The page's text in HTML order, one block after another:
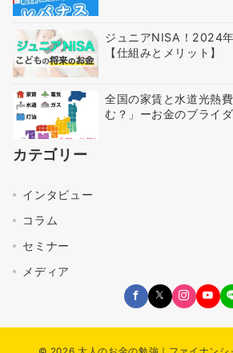
ジュニアNISA！2024
【仕組みとメリット】
全国の家賃と水道光熱
む？」ーお金のブライ
カテゴリー
インタビュー
コラム
セミナー
メディア